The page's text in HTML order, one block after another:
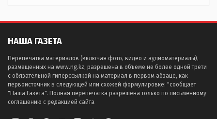
НАША ГАЗЕТА
Перепечатка материалов (включая фото, видео и аудиоматериалы),
размещенных на www.ng.kz, разрешена в объеме не более одной трети
с обязательной гиперссылкой на материал в первом абзаце, как
первоисточник в следующей или схожей формулировке: "сообщает
"Наша Газета". Полная перепечатка разрешена только по письменному
соглашению с редакцией сайта